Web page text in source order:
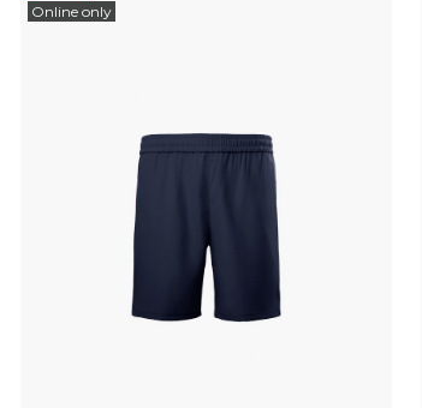
Online only